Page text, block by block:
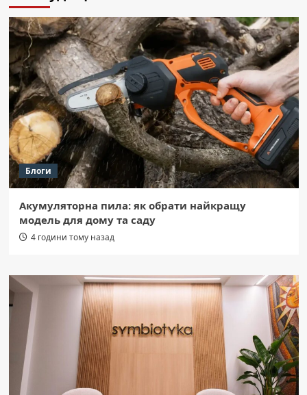
Блоги
Акумуляторна пила: як обрати найкращу
модель для дому та саду
4 години тому назад